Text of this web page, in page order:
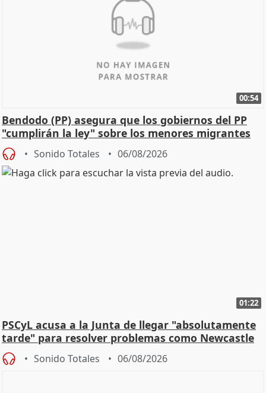
00:54
Bendodo (PP) asegura que los gobiernos del PP
"cumplirán la ley" sobre los menores migrantes
Sonido Totales 06/08/2026
01:22
PSCyL acusa a la Junta de llegar "absolutamente
tarde" para resolver problemas como Newcastle
Sonido Totales 06/08/2026